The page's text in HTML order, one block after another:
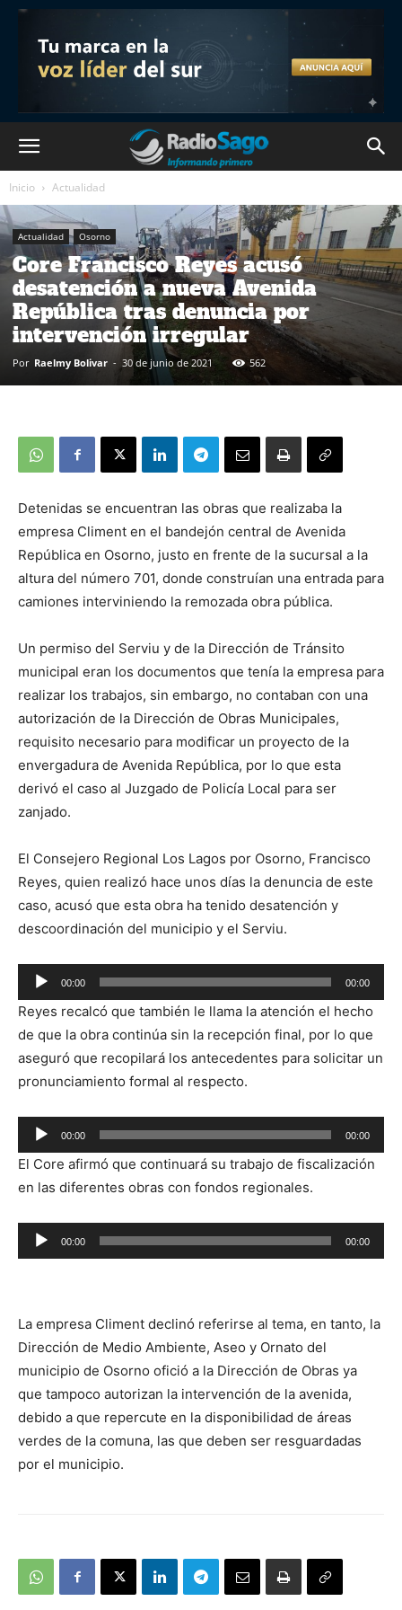
Inicio Actualidad
Actualidad Osorno
Core Francisco Reyes acusó
desatención a nueva Avenida
República tras denuncia por
intervención irregular
Por Raelmy Bolivar - 30 de junio de 2021 562
Detenidas se encuentran las obras que realizaba la
empresa Climent en el bandejón central de Avenida
República en Osorno, justo en frente de la sucursal a la
altura del número 701, donde construían una entrada para
camiones interviniendo la remozada obra pública.
Un permiso del Serviu y de la Dirección de Tránsito
municipal eran los documentos que tenía la empresa para
realizar los trabajos, sin embargo, no contaban con una
autorización de la Dirección de Obras Municipales,
requisito necesario para modificar un proyecto de la
envergadura de Avenida República, por lo que esta
derivó el caso al Juzgado de Policía Local para ser
zanjado.
El Consejero Regional Los Lagos por Osorno, Francisco
Reyes, quien realizó hace unos días la denuncia de este
caso, acusó que esta obra ha tenido desatención y
descoordinación del municipio y el Serviu.
Reproductor
de
audio
00:00 00:00
Reyes recalcó que también le llama la atención el hecho
de que la obra continúa sin la recepción final, por lo que
aseguró que recopilará los antecedentes para solicitar un
pronunciamiento formal al respecto.
Reproductor
de
audio
00:00 00:00
El Core afirmó que continuará su trabajo de fiscalización
en las diferentes obras con fondos regionales.
Reproductor
de
00:00 00:00
La empresa Climent declinó referirse al tema, en tanto, la
Dirección de Medio Ambiente, Aseo y Ornato del
municipio de Osorno ofició a la Dirección de Obras ya
que tampoco autorizan la intervención de la avenida,
debido a que repercute en la disponibilidad de áreas
verdes de la comuna, las que deben ser resguardadas
por el municipio.